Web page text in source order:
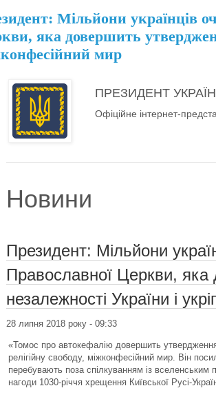
Мільйони українців
яка довершить
мир
ПРЕЗИДЕНТ
Офіційне інтернет-
Новини
Президент: Мільйони
Православної Церкви,
незалежності України і
28 липня 2018 року - 09:33
«Томос про автокефалію довершить утвердження
релігійну свободу, міжконфесійний мир. Він
перебувають поза спілкуванням із
нагоди 1030-річчя хрещення Київської Русі-